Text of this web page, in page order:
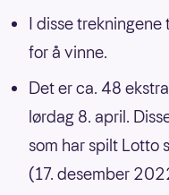
I disse
for å vinne.
Det er ca. 48
lørdag 8. april.
som har spilt Lotto
(17. desember